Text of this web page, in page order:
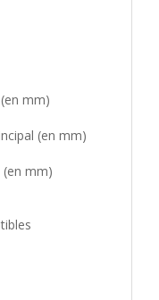
mm)
(en mm)
mm)